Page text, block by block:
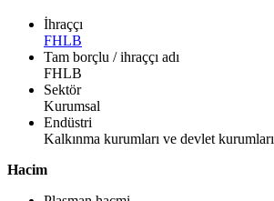
İhraççı
FHLB
Tam borçlu / ihraççı adı
FHLB
Sektör
Kurumsal
Endüstri
Kalkınma kurumları ve devlet kurumları
Hacim